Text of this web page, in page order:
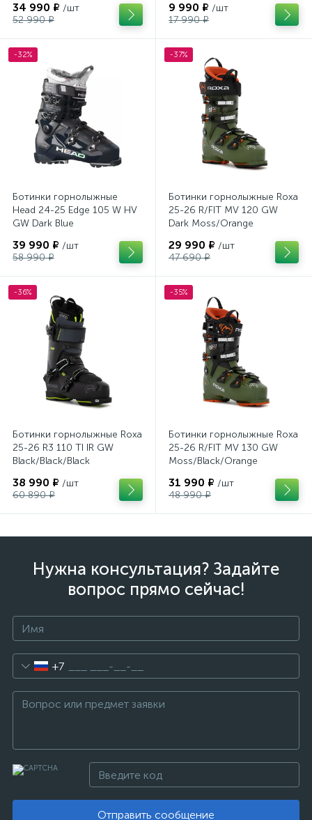
34 990 ₽ /шт
52 990 ₽
9 990 ₽ /шт
17 990 ₽
-32%
Ботинки горнолыжные
Head 24-25 Edge 105 W HV
GW Dark Blue
39 990 ₽ /шт
58 990 ₽
-37%
Ботинки горнолыжные Roxa
25-26 R/FIT MV 120 GW
Dark Moss/Orange
29 990 ₽ /шт
47 690 ₽
-36%
Ботинки горнолыжные Roxa
25-26 R3 110 TI IR GW
Black/Black/Black
38 990 ₽ /шт
60 890 ₽
-35%
Ботинки горнолыжные Roxa
25-26 R/FIT MV 130 GW
Moss/Black/Orange
31 990 ₽ /шт
48 990 ₽
Нужна консультация? Задайте
вопрос прямо сейчас!
+7
Отправить сообщение